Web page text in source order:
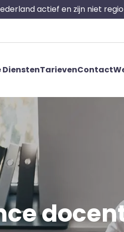
actief en zijn niet
DienstenTarievenContact